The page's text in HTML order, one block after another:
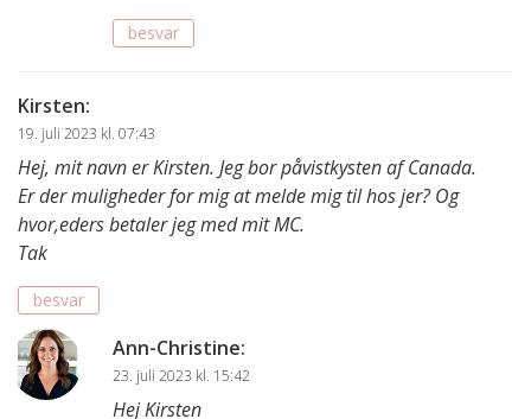
besvar
Kirsten:
19. juli 2023 kl. 07:43
Hej, mit navn er Kirsten. Jeg bor påvistkysten af Canada.
Er der muligheder for mig at melde mig til hos jer? Og
hvor,eders betaler jeg med mit MC.
Tak
besvar
Ann-Christine:
23. juli 2023 kl. 15:42
Hej Kirsten